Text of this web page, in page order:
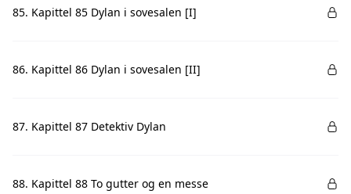
85. Kapittel 85 Dylan i sovesalen [I]
86. Kapittel 86 Dylan i sovesalen [II]
87. Kapittel 87 Detektiv Dylan
88. Kapittel 88 To gutter og en messe